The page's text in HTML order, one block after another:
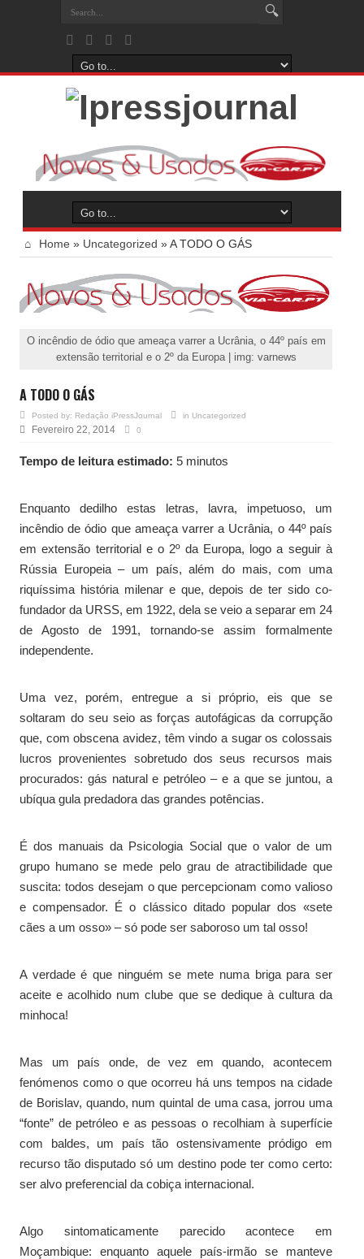
Home » Uncategorized »A TODO O GÁS
O incêndio de ódio que ameaça varrer a Ucrânia, o 44º país em
extensão territorial e o 2º da Europa | img: varnews
A TODO O GÁS
Posted by: Redação iPressJournal in Uncategorized
Fevereiro 22, 2014 0
Tempo de leitura estimado: 5 minutos
Enquanto dedilho estas letras, lavra, impetuoso, um
incêndio de ódio que ameaça varrer a Ucrânia, o 44º país
em extensão territorial e o 2º da Europa, logo a seguir à
Rússia Europeia – um país, além do mais, com uma
riquíssima história milenar e que, depois de ter sido co-
fundador da URSS, em 1922, dela se veio a separar em 24
de Agosto de 1991, tornando-se assim formalmente
independente.
Uma vez, porém, entregue a si próprio, eis que se
soltaram do seu seio as forças autofágicas da corrupção
que, com obscena avidez, têm vindo a sugar os colossais
lucros provenientes sobretudo dos seus recursos mais
procurados: gás natural e petróleo – e a que se juntou, a
ubíqua gula predadora das grandes potências.
É dos manuais da Psicologia Social que o valor de um
grupo humano se mede pelo grau de atractibilidade que
suscita: todos desejam o que percepcionam como valioso
e compensador. É o clássico ditado popular dos «sete
cães a um osso» – só pode ser saboroso um tal osso!
A verdade é que ninguém se mete numa briga para ser
aceite e acolhido num clube que se dedique à cultura da
minhoca!
Mas um país onde, de vez em quando, acontecem
fenómenos como o que ocorreu há uns tempos na cidade
de Borislav, quando, num quintal de uma casa, jorrou uma
“fonte” de petróleo e as pessoas o recolhiam à superfície
com baldes, um país tão ostensivamente pródigo em
recurso tão disputado só um destino pode ter como certo:
ser alvo preferencial da cobiça internacional.
Algo sintomaticamente parecido acontece em
Moçambique: enquanto aquele país-irmão se manteve